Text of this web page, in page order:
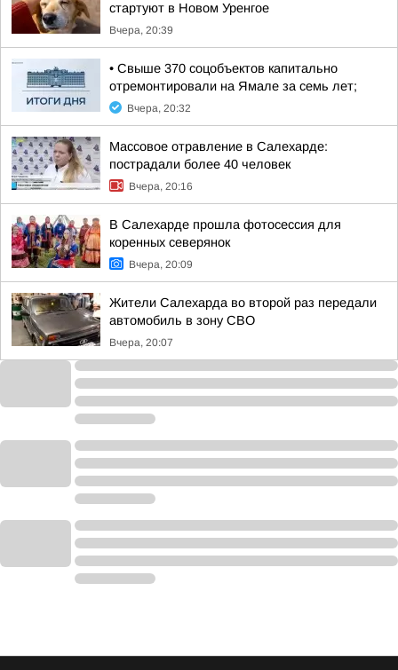
стартуют в Новом Уренгое
Вчера, 20:39
• Свыше 370 соцобъектов капитально
отремонтировали на Ямале за семь лет;
Вчера, 20:32
Массовое отравление в Салехарде:
пострадали более 40 человек
Вчера, 20:16
В Салехарде прошла фотосессия для
коренных северянок
Вчера, 20:09
Жители Салехарда во второй раз передали
автомобиль в зону СВО
Вчера, 20:07